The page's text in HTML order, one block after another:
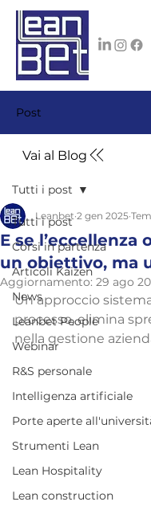
Post
Vai al Blog
Tutti i post
Corsi in partenza
Articoli Kaizen
News
Leanbet People
Webinar
R&S personale
Intelligenza artificiale
Porte aperte
Strumenti Lean
Lean Hospitality
Lean construction
Tutti i post
E se l’eccellenza
un obiettivo, ma
Leanbet 2 gen 2025
Aggiornamento: 29 ago
Un approccio
processo, elimina
nella gestione